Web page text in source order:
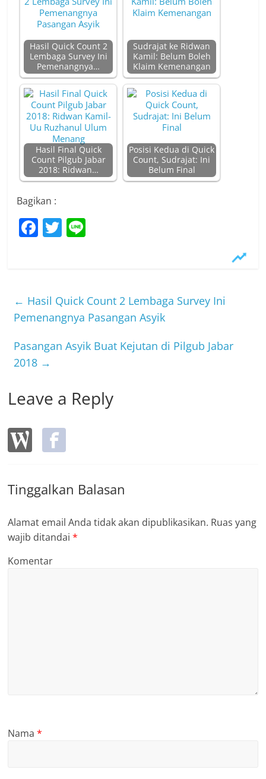
Hasil Quick Count 2
Lembaga Survey Ini
Pemenangnya…
Sudrajat ke Ridwan
Kamil: Belum Boleh
Klaim Kemenangan
Hasil Final Quick
Count Pilgub Jabar
2018: Ridwan…
Posisi Kedua di Quick
Count, Sudrajat: Ini
Belum Final
Bagikan :
F
b
o
o
k
T
← Hasil Quick Count 2 Lembaga Survey Ini
Pemenangnya Pasangan Asyik
Pasangan Asyik Buat Kejutan di Pilgub Jabar
2018 →
Leave a Reply
Tinggalkan Balasan
Alamat email Anda tidak akan dipublikasikan. Ruas yang
wajib ditandai*
Komentar
Nama*